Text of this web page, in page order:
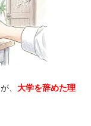
が、 大学を辞めた理